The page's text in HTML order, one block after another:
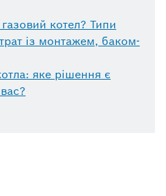
котел? Типи
із монтажем, баком-
яке рішення є